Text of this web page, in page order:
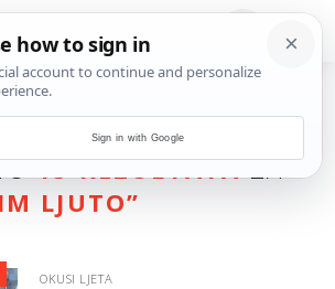
13 REZULTATAZA
LJUTO”
OKUSI LJETA
Sign in with Google